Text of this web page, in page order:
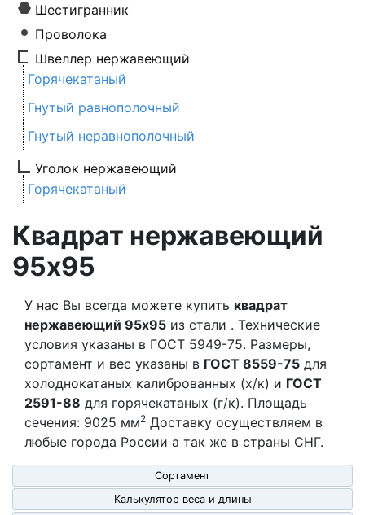
Шестигранник
Проволока
Швеллер нержавеющий
Горячекатаный
Гнутый равнополочный
Гнутый неравнополочный
Уголок нержавеющий
Горячекатаный
Квадрат нержавеющий
95х95
У нас Вы всегда можете купить квадрат
нержавеющий 95х95 из стали . Технические
условия указаны в ГОСТ 5949-75. Размеры,
сортамент и вес указаны в ГОСТ 8559-75 для
холоднокатаных калиброванных (х/к) и ГОСТ
2591-88 для горячекатаных (г/к). Площадь
сечения: 9025 мм2 Доставку осуществляем в
любые города России а так же в страны СНГ.
Сортамент
Калькулятор веса и длины